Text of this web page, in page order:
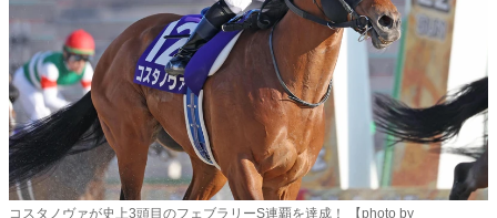
コスタノヴァが史上3頭目のフェブラリーS連覇を達成！ 【photo by